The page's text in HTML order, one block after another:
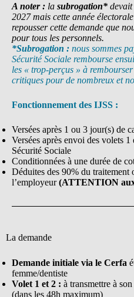
A noter : la subrogation* devait
2027 mais cette année
repousser cette demande que
pour tous les personnels.
*Subrogation : nous sommes
Sécurité Sociale rembourse
les « trop-perçus » à
critiques pour de nombreux et
Fonctionnement des IJSS :
Versées après 1 ou 3 jour(s) de
Versées après envoi des volets
Sécurité Sociale
Conditionnées à une durée de
Déduites des 90% du traitement
l’employeur(ATTENTION
La demande
Demande initiale via le Cerfa
femme/dentiste
Volet 1 et 2 : à transmettre à
(dans les 48h maximum)